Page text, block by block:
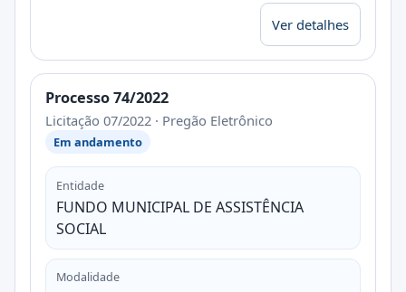
Ver detalhes
Processo 74/2022
Licitação 07/2022 · Pregão Eletrônico
Em andamento
Entidade
FUNDO MUNICIPAL DE ASSISTÊNCIA
SOCIAL
Modalidade